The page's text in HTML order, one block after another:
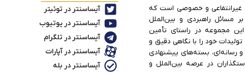
غیرانتفاعی و خصوصی است که
مسائل راهبردی و بین‌الملل
مجموعه در راستای تأمین
تولیدات خود را با نگاهی دقیق و
رسانه‌ای، بسته‌های پیشنهادی
در عرصه بین‌الملل و
آیساسنتر در توئیتر
آیساسنتر در یوتیوب
آیساسنتر در تلگرام
آیساسنتر در آپارات
آیساسنتر در بله